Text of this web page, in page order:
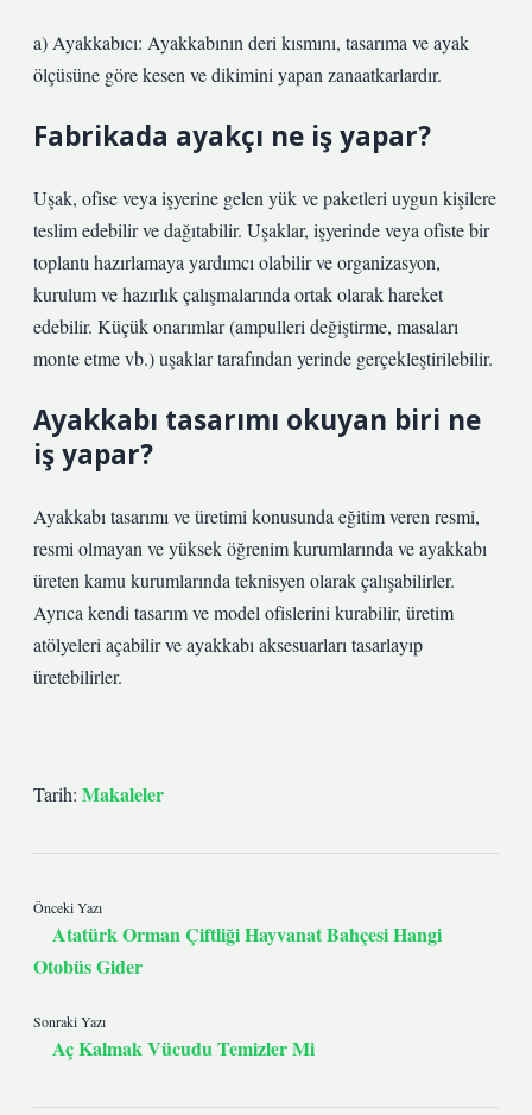
a) Ayakkabıcı: Ayakkabının deri kısmını, tasarıma ve ayak
ölçüsüne göre kesen ve dikimini yapan zanaatkarlardır.
Fabrikada ayakçı ne iş yapar?
Uşak, ofise veya işyerine gelen yük ve paketleri uygun kişilere
teslim edebilir ve dağıtabilir. Uşaklar, işyerinde veya ofiste bir
toplantı hazırlamaya yardımcı olabilir ve organizasyon,
kurulum ve hazırlık çalışmalarında ortak olarak hareket
edebilir. Küçük onarımlar (ampulleri değiştirme, masaları
monte etme vb.) uşaklar tarafından yerinde gerçekleştirilebilir.
Ayakkabı tasarımı okuyan biri ne
iş yapar?
Ayakkabı tasarımı ve üretimi konusunda eğitim veren resmi,
resmi olmayan ve yüksek öğrenim kurumlarında ve ayakkabı
üreten kamu kurumlarında teknisyen olarak çalışabilirler.
Ayrıca kendi tasarım ve model ofislerini kurabilir, üretim
atölyeleri açabilir ve ayakkabı aksesuarları tasarlayıp
üretebilirler.
Tarih: Makaleler
Önceki Yazı
Atatürk Orman Çiftliği Hayvanat Bahçesi Hangi
Otobüs Gider
Sonraki Yazı
Aç Kalmak Vücudu Temizler Mi